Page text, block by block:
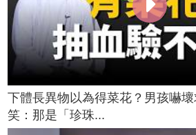
下體長異物以為得菜花？男孩嚇
笑：那是「珍珠...